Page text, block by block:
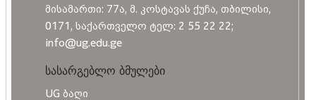
მისამართი: 77ა, მ. კოსტავას ქუჩა, თბილისი,
0171, საქართველო ტელ: 2 55 22 22;
info@ug.edu.ge
სასარგებლო ბმულები
UG ბაღი